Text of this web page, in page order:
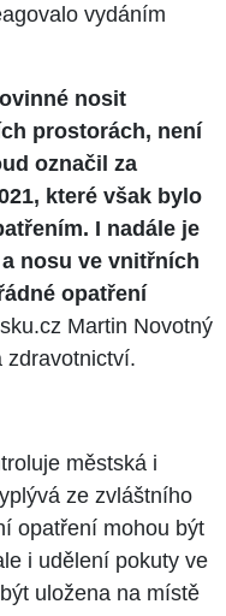
vydáním
nosit
prostorách, není
označil za
které však bylo
I nadále je
nosu ve vnitřních
opatření
Martin Novotný
zdravotnictví.
městská i
ze zvláštního
opatření mohou být
i udělení pokuty ve
uložena na místě